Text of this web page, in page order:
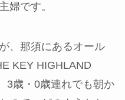
婦です。
、那須にあるオール
KEY HIGHLAND
3歳・0歳連れでも朝か